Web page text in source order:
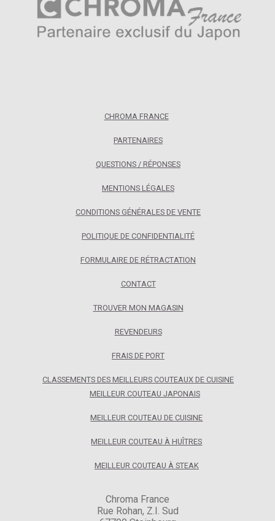
CHROMA FRANCE
PARTENAIRES
QUESTIONS / RÉPONSES
MENTIONS LÉGALES
CONDITIONS GÉNÉRALES DE VENTE
POLITIQUE DE CONFIDENTIALITÉ
FORMULAIRE DE RÉTRACTATION
CONTACT
TROUVER MON MAGASIN
REVENDEURS
FRAIS DE PORT
CLASSEMENTS DES MEILLEURS COUTEAUX DE CUISINE
MEILLEUR COUTEAU JAPONAIS
MEILLEUR COUTEAU DE CUISINE
MEILLEUR COUTEAU À HUÎTRES
MEILLEUR COUTEAU À STEAK
Chroma France
Rue Rohan, Z.I. Sud